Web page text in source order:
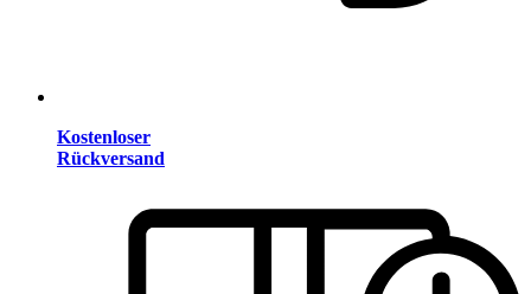
Kostenloser
Rückversand